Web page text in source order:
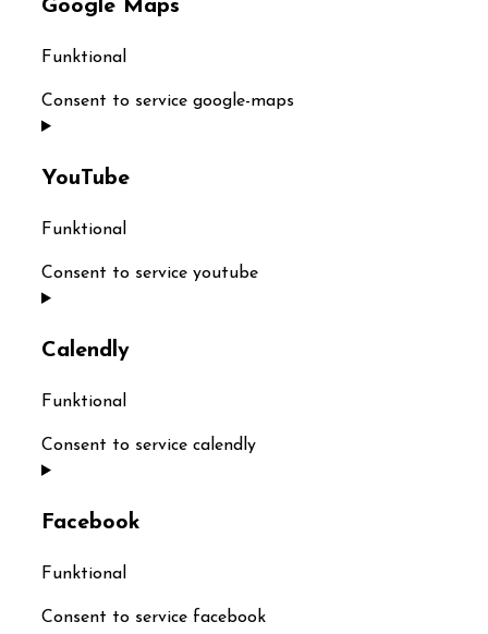
Google Maps
Funktional
Consent to service google-maps
YouTube
Funktional
Consent to service youtube
Calendly
Funktional
Consent to service calendly
Facebook
Funktional
Consent to service facebook